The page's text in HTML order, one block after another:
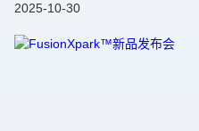
2025-10-30